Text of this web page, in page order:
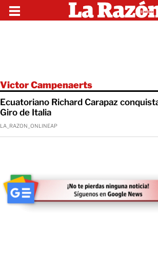
Victor Campenaerts
Ecuatoriano Richard Carapaz
Giro de Italia
LA_RAZON_ONLINEAP